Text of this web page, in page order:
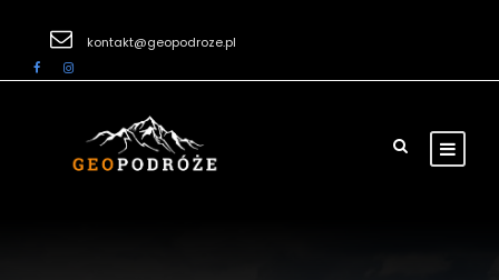
kontakt@geopodroze.pl